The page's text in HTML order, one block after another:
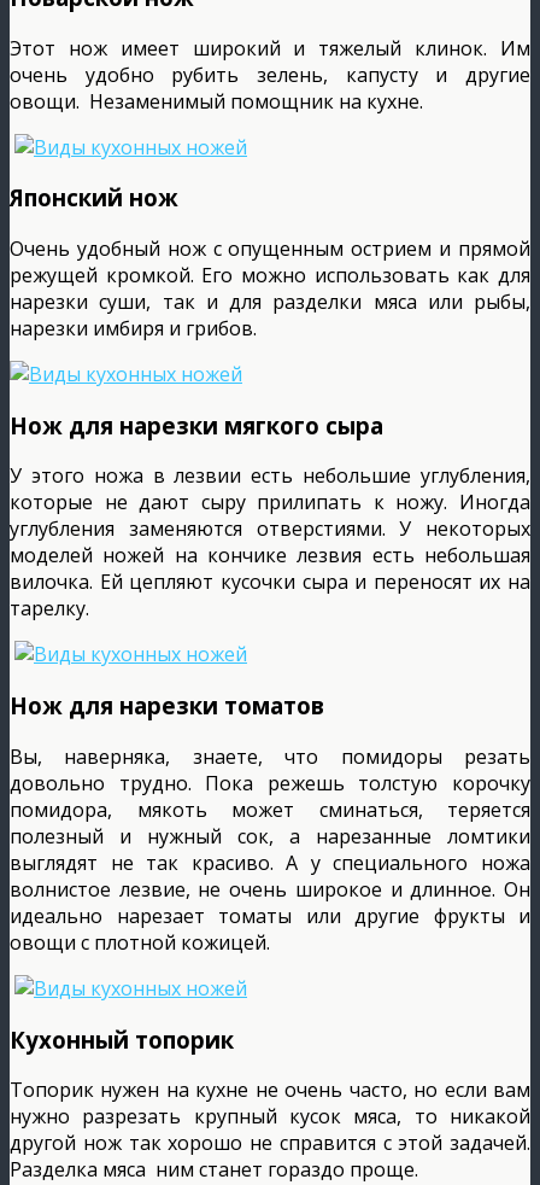
Этот нож имеет широкий и тяжелый клинок. Им
очень удобно рубить зелень, капусту и другие
овощи. Незаменимый помощник на кухне.
Японский нож
Очень удобный нож с опущенным острием и прямой
режущей кромкой. Его можно использовать как для
нарезки суши, так и для разделки мяса или рыбы,
нарезки имбиря и грибов.
Нож для нарезки мягкого сыра
У этого ножа в лезвии есть небольшие углубления,
которые не дают сыру прилипать к ножу. Иногда
углубления заменяются отверстиями. У некоторых
моделей ножей на кончике лезвия есть небольшая
вилочка. Ей цепляют кусочки сыра и переносят их на
тарелку.
Нож для нарезки томатов
Вы, наверняка, знаете, что помидоры резать
довольно трудно. Пока режешь толстую корочку
помидора, мякоть может сминаться, теряется
полезный и нужный сок, а нарезанные ломтики
выглядят не так красиво. А у специального ножа
волнистое лезвие, не очень широкое и длинное. Он
идеально нарезает томаты или другие фрукты и
овощи с плотной кожицей.
Кухонный топорик
Топорик нужен на кухне не очень часто, но если вам
нужно разрезать крупный кусок мяса, то никакой
другой нож так хорошо не справится с этой задачей.
Разделка мяса ним станет гораздо проще.